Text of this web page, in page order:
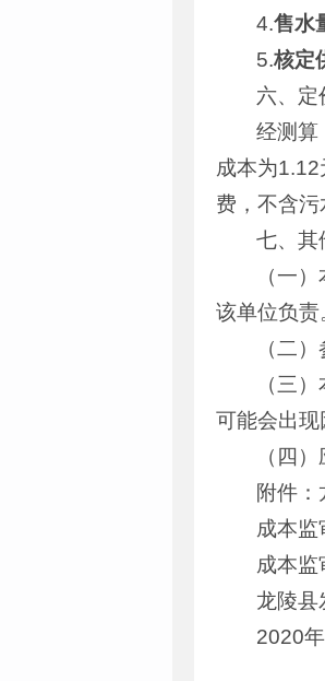
4.售水
5.核定
六、定
经测算
成本为
费，不含污
七、其
（一
该单位负责
（二
（三
可能会出现
（四
附件
成本
成本监
龙陵县
2020